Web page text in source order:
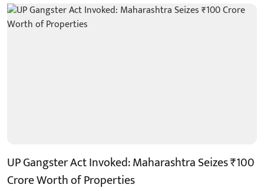
UP Gangster Act Invoked: Maharashtra Seizes ₹100
Crore Worth of Properties